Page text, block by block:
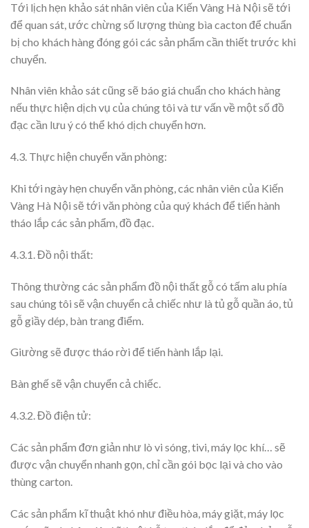
Tới lịch hẹn khảo sát nhân viên của Kiến Vàng Hà Nội sẽ tới
để quan sát, ước chừng số lượng thùng bìa cacton để chuẩn
bị cho khách hàng đóng gói các sản phẩm cần thiết trước khi
chuyển.
Nhân viên khảo sát cũng sẽ báo giá chuẩn cho khách hàng
nếu thực hiện dịch vụ của chúng tôi và tư vấn về một số đồ
đạc cần lưu ý có thể khó dịch chuyển hơn.
4.3. Thực hiện chuyển văn phòng:
Khi tới ngày hẹn chuyển văn phòng, các nhân viên của Kiến
Vàng Hà Nội sẽ tới văn phòng của quý khách để tiến hành
tháo lắp các sản phẩm, đồ đạc.
4.3.1. Đồ nội thất:
Thông thường các sản phẩm đồ nội thất gỗ có tấm alu phía
sau chúng tôi sẽ vận chuyển cả chiếc như là tủ gỗ quần áo, tủ
gỗ giầy dép, bàn trang điểm.
Giường sẽ được tháo rời để tiến hành lắp lại.
Bàn ghế sẽ vận chuyển cả chiếc.
4.3.2. Đồ điện tử:
Các sản phẩm đơn giản như lò vi sóng, tivi, máy lọc khí… sẽ
được vận chuyển nhanh gọn, chỉ cần gói bọc lại và cho vào
thùng carton.
Các sản phẩm kĩ thuật khó như điều hòa, máy giặt, máy lọc